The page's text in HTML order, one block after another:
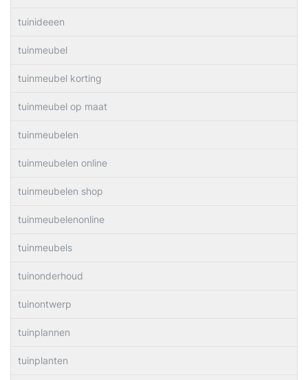
tuinideeen
tuinmeubel
tuinmeubel korting
tuinmeubel op maat
tuinmeubelen
tuinmeubelen online
tuinmeubelen shop
tuinmeubelenonline
tuinmeubels
tuinonderhoud
tuinontwerp
tuinplannen
tuinplanten